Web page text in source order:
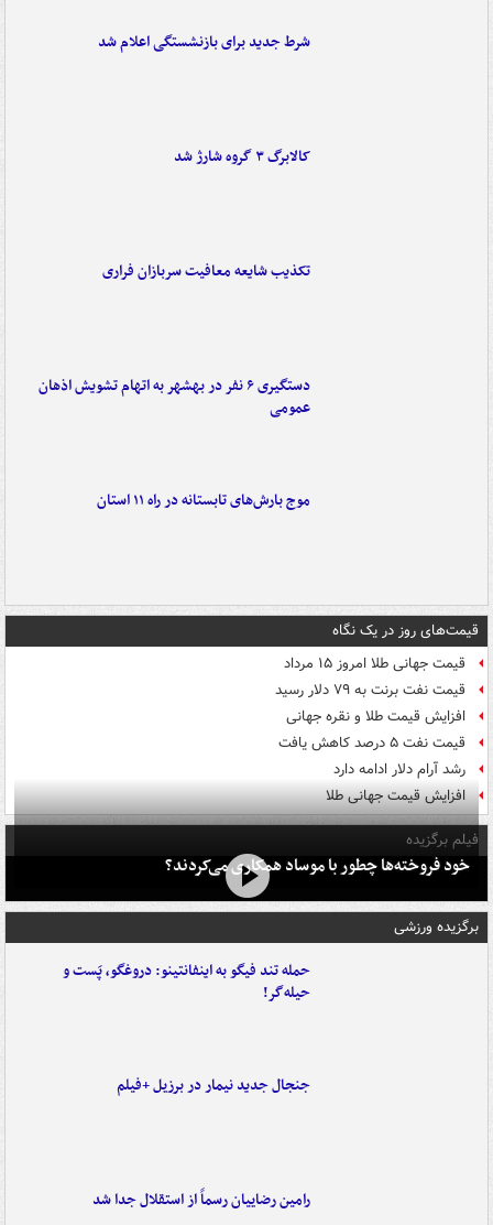
شرط جدید برای بازنشستگی اعلام شد
کالابرگ ۳ گروه شارژ شد
تکذیب شایعه معافیت سربازان فراری
دستگیری ۶ نفر در بهشهر به اتهام تشویش اذهان
عمومی
موج بارش‌های تابستانه در راه ۱۱ استان
قیمت‌های روز در یک نگاه
قیمت جهانی طلا امروز ۱۵ مرداد
قیمت نفت برنت به ۷۹ دلار رسید
افزایش قیمت طلا و نقره جهانی
قیمت نفت ۵ درصد کاهش یافت
رشد آرام دلار ادامه دارد
افزایش قیمت جهانی طلا
فیلم برگزیده
خود فروخته‌ها چطور با موساد همکاری می‌کردند؟
برگزیده ورزشی
حمله تند فیگو به اینفانتینو: دروغگو، پَست‌ و
حیله‌گر!
جنجال جدید نیمار در برزیل +فیلم
رامین رضاییان رسماً از استقلال جدا شد